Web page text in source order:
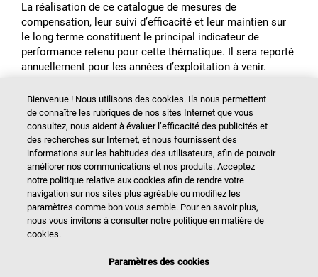
La réalisation de ce catalogue de mesures de
compensation, leur suivi dʼefficacité et leur maintien sur
le long terme constituent le principal indicateur de
performance retenu pour cette thématique. Il sera reporté
annuellement pour les années dʼexploitation à venir.
Indicateurs de durabilité
Développement durable
Bienvenue ! Nous utilisons des cookies. Ils nous permettent
de connaître les rubriques de nos sites Internet que vous
consultez, nous aident à évaluer l’efficacité des publicités et
des recherches sur Internet, et nous fournissent des
informations sur les habitudes des utilisateurs, afin de pouvoir
améliorer nos communications et nos produits. Acceptez
notre politique relative aux cookies afin de rendre votre
navigation sur nos sites plus agréable ou modifiez les
paramètres comme bon vous semble. Pour en savoir plus,
nous vous invitons à consulter notre politique en matière de
cookies.
Paramètres des cookies